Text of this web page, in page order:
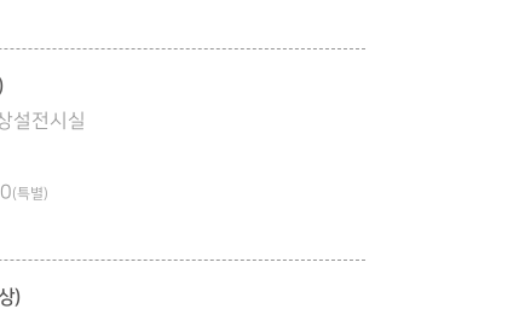
전시실
(특별)
)